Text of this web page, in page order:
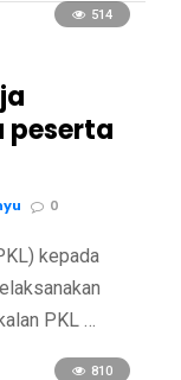
514
peserta
0
kepada
PKL …
810